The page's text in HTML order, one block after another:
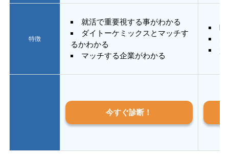
特徴
就活で重要視する事がわかる
ダイトーケミックスとマッチす
るかわかる
マッチする企業がわかる
質
今すぐ診断！